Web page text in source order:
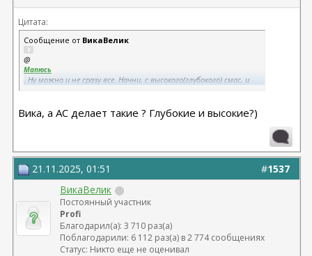
Цитата:
Сообщение от ВикаВелик
@
Мапюсь
, Ну можно и не сразу все. Начни, с высокого(глубокого) смас, и
Вика, а АС делает такие ? Глубокие и высокие?)
#1537
21.11.2025, 01:51
ВикаВелик
Постоянный участник
Profi
Благодарил(а): 3 710 раз(а)
Поблагодарили: 6 112 раз(а) в 2 774 сообщениях
Статус: Никто еще не оценивал